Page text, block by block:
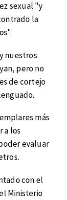
sexual "y
la
nuestros
pero no
de cortejo
más
a los
evaluar
con el
Ministerio